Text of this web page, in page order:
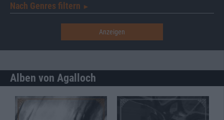
Nach Genres filtern ►︎
Alben von Agalloch